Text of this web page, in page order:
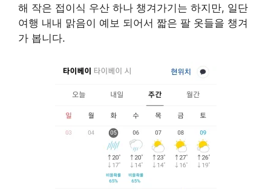
해 작은 접이식 우산 하나 챙겨가기는 하지만, 일단
여행 내내 맑음이 예보 되어서 짧은 팔 옷들을 챙겨
가 봅니다.